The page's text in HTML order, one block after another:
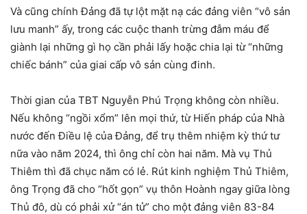
Và cũng chính Đảng đã tự lột mặt nạ các đảng viên “vô sản
lưu manh” ấy, trong các cuộc thanh trừng đẫm máu để
giành lại những gì họ cần phải lấy hoặc chia lại từ “những
chiếc bánh” của giai cấp vô sản cùng đinh.
Thời gian của TBT Nguyễn Phú Trọng không còn nhiều.
Nếu không “ngồi xổm” lên mọi thứ, từ Hiến pháp của Nhà
nước đến Điều lệ của Đảng, để trụ thêm nhiệm kỳ thứ tư
nữa vào năm 2024, thì ông chỉ còn hai năm. Mà vụ Thủ
Thiêm thì đã chục năm có lẻ. Rút kinh nghiệm Thủ Thiêm,
ông Trọng đã cho “hốt gọn” vụ thôn Hoành ngay giữa lòng
Thủ đô, dù có phải xử “án tử” cho một đảng viên 83-84